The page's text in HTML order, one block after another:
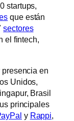
startups,
que están
sectores
el fintech,
en
Unidos,
Brasil
principales
y Rappi